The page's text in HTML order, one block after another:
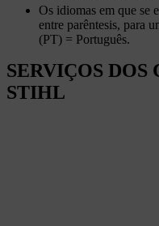
Os idiomas em que se
entre parêntesis, para
(PT) = Português.
SERVIÇOS
STIHL